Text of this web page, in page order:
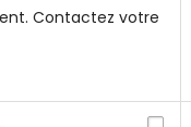
Contactez votre